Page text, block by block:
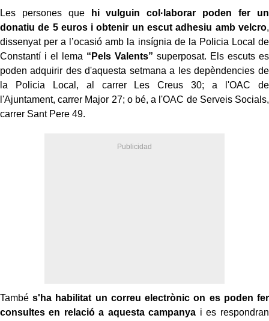
Les persones que
hi vulguin col·laborar poden fer un
donatiu de 5 euros i obtenir un escut adhesiu amb velcro,
dissenyat per a l’ocasió amb la insígnia de la Policia Local de
Constantí i el lema “Pels Valents” superposat. Els escuts es
poden adquirir des d'aquesta setmana a les depèndencies de
la Policia Local, al carrer Les Creus 30; a l'OAC de
l'Ajuntament, carrer Major 27; o bé, a l'OAC de Serveis Socials,
carrer Sant Pere 49.
Tambés'ha habilitat un correu electrònic on es poden fer
consultes en relació a aquesta campanya i es respondran